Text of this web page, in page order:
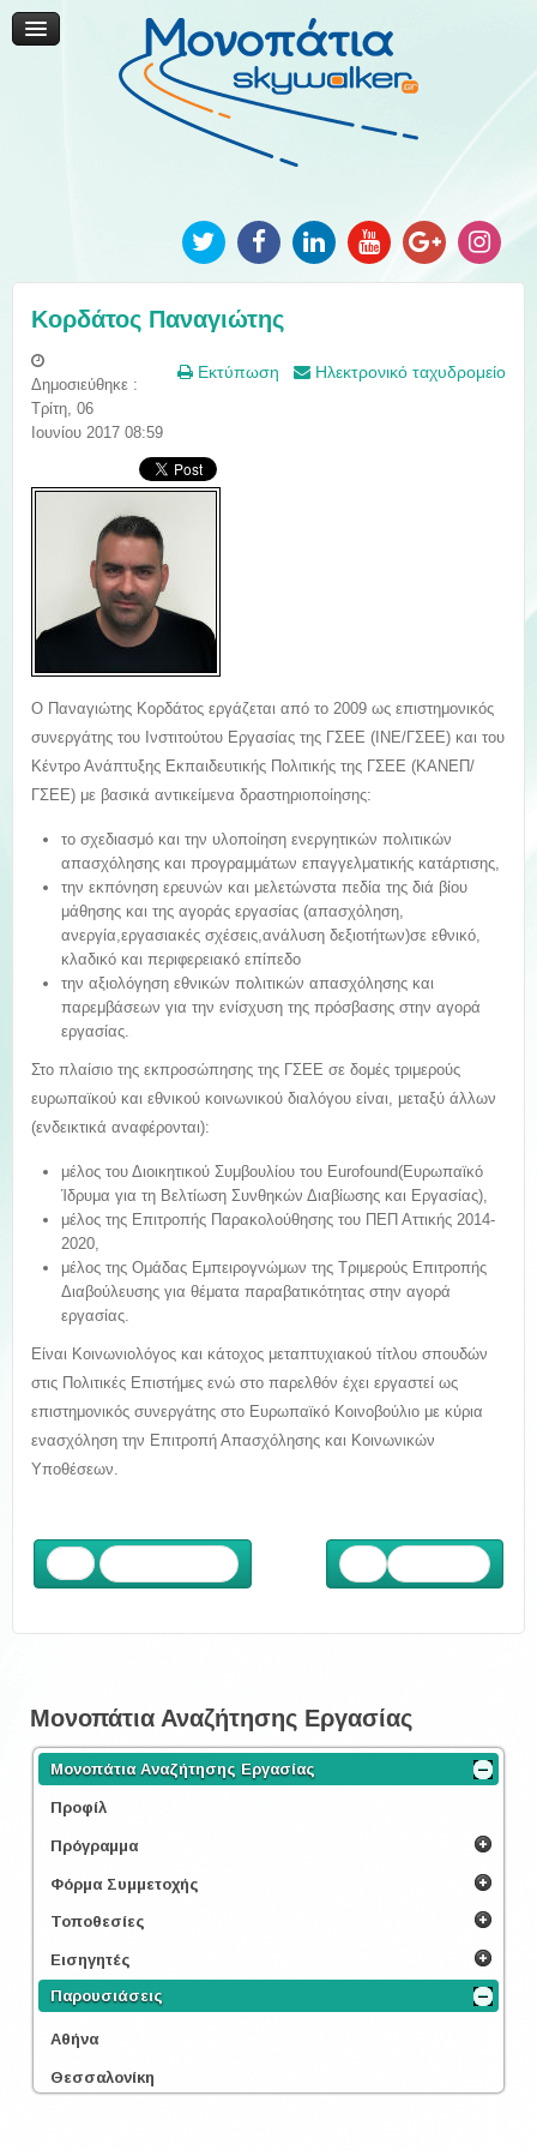
Μονοπάτια Καινοτομίας
Μονοπάτια Τοπικής Ανάπτυξης
Ανακοινώσεις
Φωτογραφίες
Κορδάτος Παναγιώτης
Εκτύπωση Ηλεκτρονικό ταχυδρομείο
Δημοσιεύθηκε :
Τρίτη, 06
Ιουνίου 2017 08:59
Ο Παναγιώτης Κορδάτος εργάζεται από το 2009 ως επιστημονικός
συνεργάτης του Ινστιτούτου Εργασίας της ΓΣΕΕ (ΙΝΕ/ΓΣΕΕ) και του
Κέντρο Ανάπτυξης Εκπαιδευτικής Πολιτικής της ΓΣΕΕ (ΚΑΝΕΠ/
ΓΣΕΕ) με βασικά αντικείμενα δραστηριοποίησης:
το σχεδιασμό και την υλοποίηση ενεργητικών πολιτικών
απασχόλησης και προγραμμάτων επαγγελματικής κατάρτισης,
την εκπόνηση ερευνών και μελετώνστα πεδία της διά βίου
μάθησης και της αγοράς εργασίας (απασχόληση,
ανεργία,εργασιακές σχέσεις,ανάλυση δεξιοτήτων)σε εθνικό,
κλαδικό και περιφερειακό επίπεδο
την αξιολόγηση εθνικών πολιτικών απασχόλησης και
παρεμβάσεων για την ενίσχυση της πρόσβασης στην αγορά
εργασίας.
Στο πλαίσιο της εκπροσώπησης της ΓΣΕΕ σε δομές τριμερούς
ευρωπαϊκού και εθνικού κοινωνικού διαλόγου είναι, μεταξύ άλλων
(ενδεικτικά αναφέρονται):
μέλος του Διοικητικού Συμβουλίου του Eurofound(Ευρωπαϊκό
Ίδρυμα για τη Βελτίωση Συνθηκών Διαβίωσης και Εργασίας),
μέλος της Επιτροπής Παρακολούθησης του ΠΕΠ Αττικής 2014-
2020,
μέλος της Ομάδας Εμπειρογνώμων της Τριμερούς Επιτροπής
Διαβούλευσης για θέματα παραβατικότητας στην αγορά
εργασίας.
Είναι Κοινωνιολόγος και κάτοχος μεταπτυχιακού τίτλου σπουδών
στις Πολιτικές Επιστήμες ενώ στο παρελθόν έχει εργαστεί ως
επιστημονικός συνεργάτης στο Ευρωπαϊκό Κοινοβούλιο με κύρια
ενασχόληση την Επιτροπή Απασχόλησης και Κοινωνικών
Υποθέσεων.
Μονοπάτια Αναζήτησης Εργασίας
Μονοπάτια Αναζήτησης Εργασίας
Προφίλ
Πρόγραμμα
Φόρμα Συμμετοχής
Τοποθεσίες
Εισηγητές
Παρουσιάσεις
Αθήνα
Θεσσαλονίκη